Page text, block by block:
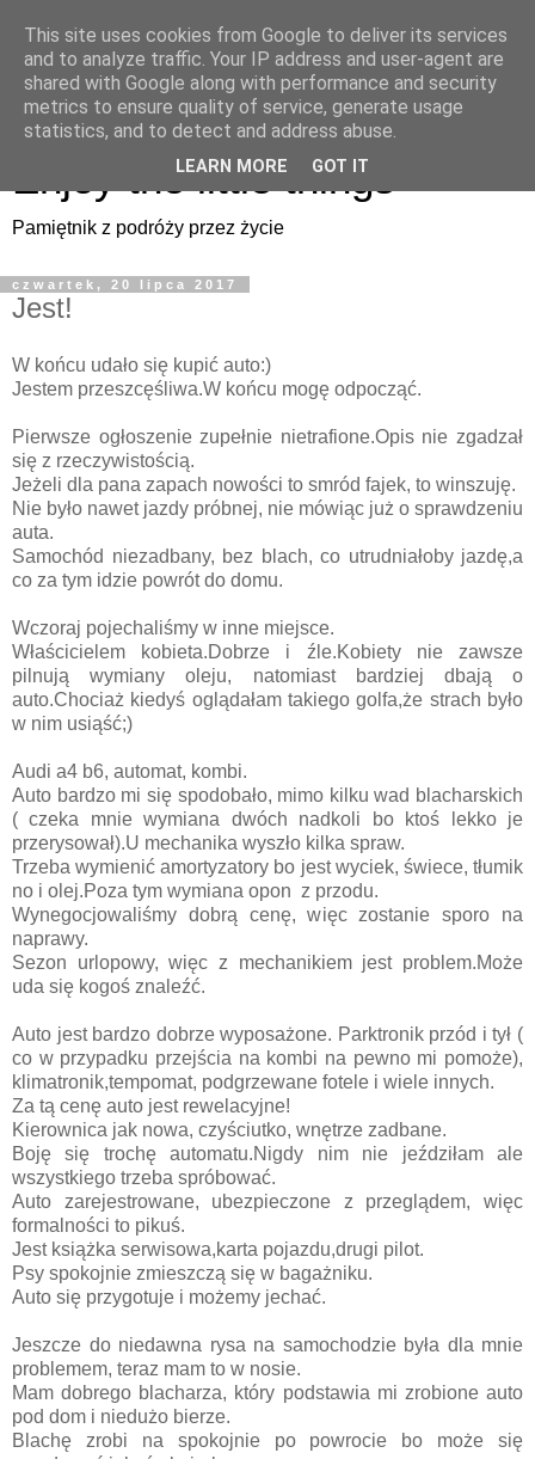
Enjoy the little things
Pamiętnik z podróży przez życie
Enjoy the little things
Pamiętnik z podróży przez życie
czwartek, 20 lipca 2017
Jest!
W końcu udało się kupić auto:)
Jestem przeszcęśliwa.W końcu mogę odpocząć.
Pierwsze ogłoszenie zupełnie nietrafione.Opis nie zgadzał
się z rzeczywistością.
Jeżeli dla pana zapach nowości to smród fajek, to winszuję.
Nie było nawet jazdy próbnej, nie mówiąc już o sprawdzeniu
auta.
Samochód niezadbany, bez blach, co utrudniałoby jazdę,a
co za tym idzie powrót do domu.
Wczoraj pojechaliśmy w inne miejsce.
Właścicielem kobieta.Dobrze i źle.Kobiety nie zawsze
pilnują wymiany oleju, natomiast bardziej dbają o
auto.Chociaż kiedyś oglądałam takiego golfa,że strach było
w nim usiąść;)
Audi a4 b6, automat, kombi.
Auto bardzo mi się spodobało, mimo kilku wad blacharskich
( czeka mnie wymiana dwóch nadkoli bo ktoś lekko je
przerysował).U mechanika wyszło kilka spraw.
Trzeba wymienić amortyzatory bo jest wyciek, świece, tłumik
no i olej.Poza tym wymiana opon z przodu.
Wynegocjowaliśmy dobrą cenę, więc zostanie sporo na
naprawy.
Sezon urlopowy, więc z mechanikiem jest problem.Może
uda się kogoś znaleźć.
Auto jest bardzo dobrze wyposażone. Parktronik przód i tył (
co w przypadku przejścia na kombi na pewno mi pomoże),
klimatronik,tempomat, podgrzewane fotele i wiele innych.
Za tą cenę auto jest rewelacyjne!
Kierownica jak nowa, czyściutko, wnętrze zadbane.
Boję się trochę automatu.Nigdy nim nie jeździłam ale
wszystkiego trzeba spróbować.
Auto zarejestrowane, ubezpieczone z przeglądem, więc
formalności to pikuś.
Jest książka serwisowa,karta pojazdu,drugi pilot.
Psy spokojnie zmieszczą się w bagażniku.
Auto się przygotuje i możemy jechać.
Jeszcze do niedawna rysa na samochodzie była dla mnie
problemem, teraz mam to w nosie.
Mam dobrego blacharza, który podstawia mi zrobione auto
pod dom i niedużo bierze.
Blachę zrobi na spokojnie po powrocie bo może się
This site uses cookies from Google to deliver its services
and to analyze traffic. Your IP address and user-agent are
shared with Google along with performance and security
metrics to ensure quality of service, generate usage
statistics, and to detect and address abuse.
LEARN MORE GOT IT